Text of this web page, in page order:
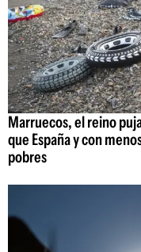
Marruecos, el reino
que España y con
pobres